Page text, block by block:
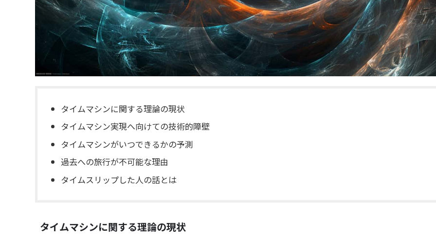
タイムマシンに関する理論の現状
タイムマシン実現へ向けての技術的障壁
タイムマシンがいつできるかの予測
過去への旅行が不可能な理由
タイムスリップした人の話とは
タイムマシンに関する理論の現状